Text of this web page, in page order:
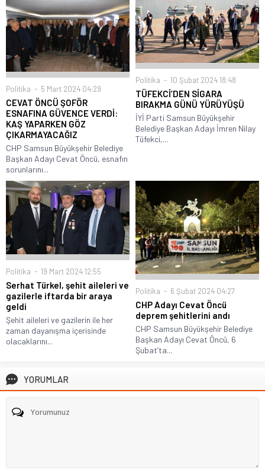
Politika 5 Mart 2024 04:29
CEVAT ÖNCÜ ŞOFÖR
ESNAFINA GÜVENCE VERDİ:
KAŞ YAPARKEN GÖZ
ÇIKARMAYACAĞIZ
CHP Samsun Büyükşehir Belediye
Başkan Adayı Cevat Öncü, esnafın
sorunlarını...
Politika 10 Şubat 2024 18:48
TÜFEKCİ’DEN SİGARA
BIRAKMA GÜNÜ YÜRÜYÜŞÜ
İYİ Parti Samsun Büyükşehir
Belediye Başkan Adayı İmren Nilay
Tüfekci,...
Politika 19 Mart 2024 12:55
Serhat Türkel, şehit aileleri ve
gazilerle iftarda bir araya
geldi
Şehit aileleri ve gazilerin ile her
zaman dayanışma içerisinde
olacaklarını...
Politika 6 Şubat 2024 04:27
CHP Adayı Cevat Öncü
deprem şehitlerini andı
CHP Samsun Büyükşehir Belediye
Başkan Adayı Cevat Öncü, 6
Şubat’ta...
YORUMLAR